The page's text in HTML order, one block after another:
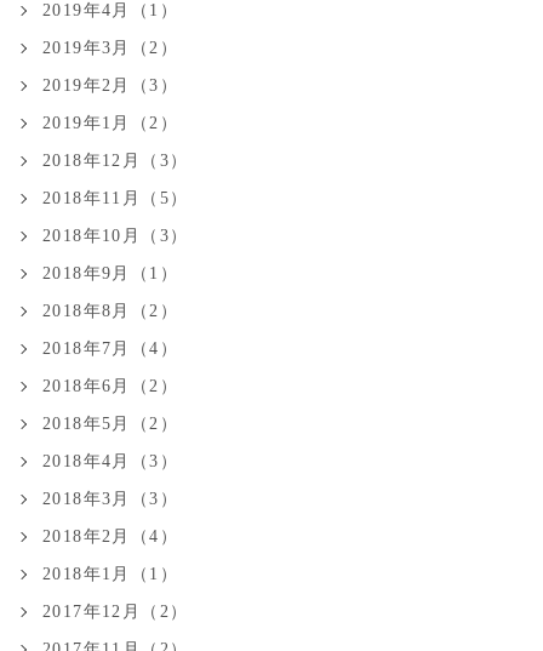
2019年4月（1）
2019年3月（2）
2019年2月（3）
2019年1月（2）
2018年12月（3）
2018年11月（5）
2018年10月（3）
2018年9月（1）
2018年8月（2）
2018年7月（4）
2018年6月（2）
2018年5月（2）
2018年4月（3）
2018年3月（3）
2018年2月（4）
2018年1月（1）
2017年12月（2）